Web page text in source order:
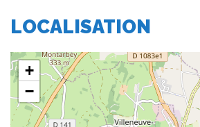
LOCALISATION
+
−